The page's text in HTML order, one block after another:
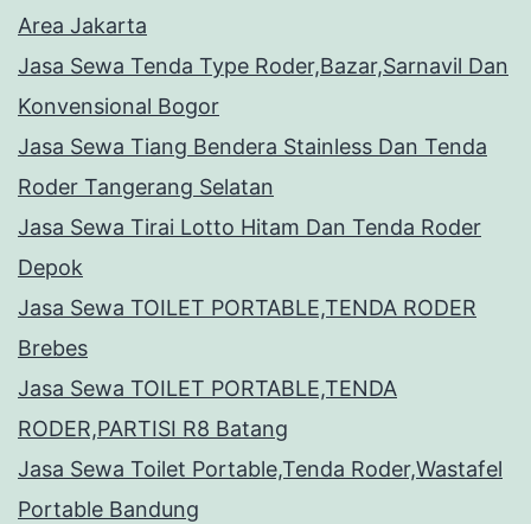
Area Jakarta
Jasa Sewa Tenda Type Roder,Bazar,Sarnavil Dan
Konvensional Bogor
Jasa Sewa Tiang Bendera Stainless Dan Tenda
Roder Tangerang Selatan
Jasa Sewa Tirai Lotto Hitam Dan Tenda Roder
Depok
Jasa Sewa TOILET PORTABLE,TENDA RODER
Brebes
Jasa Sewa TOILET PORTABLE,TENDA
RODER,PARTISI R8 Batang
Jasa Sewa Toilet Portable,Tenda Roder,Wastafel
Portable Bandung